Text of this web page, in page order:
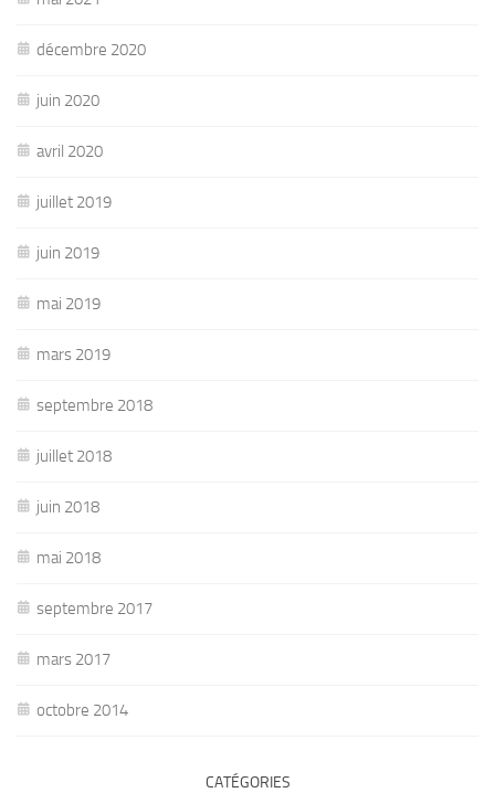
décembre 2020
juin 2020
avril 2020
juillet 2019
juin 2019
mai 2019
mars 2019
septembre 2018
juillet 2018
juin 2018
mai 2018
septembre 2017
mars 2017
octobre 2014
CATÉGORIES